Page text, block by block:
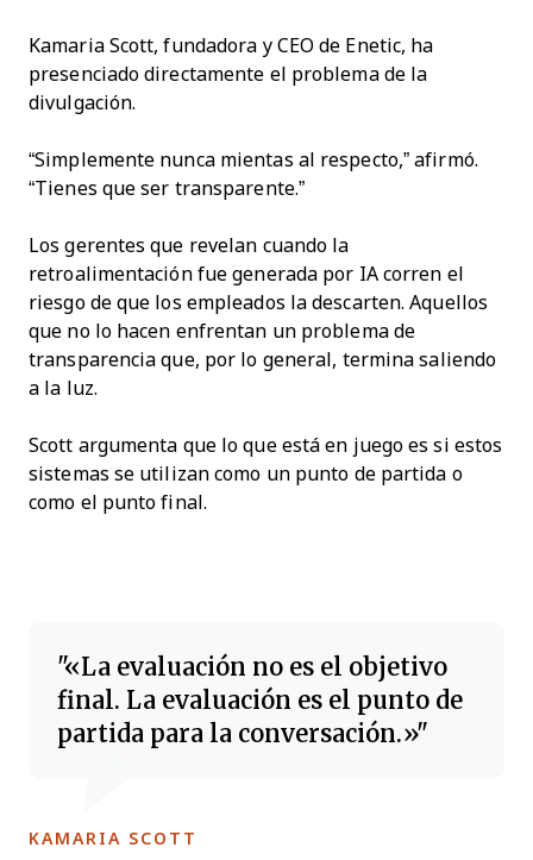
Kamaria Scott, fundadora y CEO de Enetic, ha
presenciado directamente el problema de la
divulgación.
“Simplemente nunca mientas al respecto,” afirmó.
“Tienes que ser transparente.”
Los gerentes que revelan cuando la
retroalimentación fue generada por IA corren el
riesgo de que los empleados la descarten. Aquellos
que no lo hacen enfrentan un problema de
transparencia que, por lo general, termina saliendo
a la luz.
Scott argumenta que lo que está en juego es si estos
sistemas se utilizan como un punto de partida o
como el punto final.
«La evaluación no es el objetivo
final. La evaluación es el punto de
partida para la conversación.»
KAMARIA SCOTT